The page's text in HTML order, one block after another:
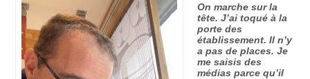
On marche sur la
tête. J’ai toqué à la
porte des
établissement. Il n’y
a pas de places.Je
me saisis des
médias parce qu’il